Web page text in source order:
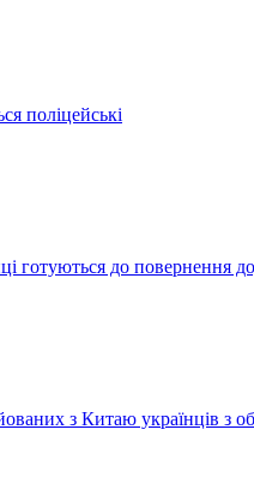
поліцейські
готуються до повернення
з Китаю українців з